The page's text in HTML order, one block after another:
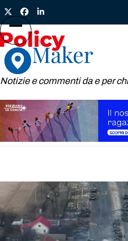
Skip
to
content
TwitterFacebook
LinkedIn
Notizie e commenti da e per
Open
mobile
menu
Close
mobile
menu